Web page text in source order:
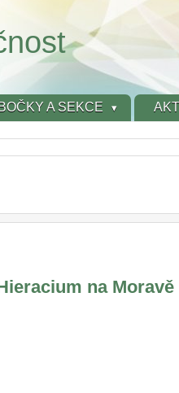
A SEKCE
na Moravě